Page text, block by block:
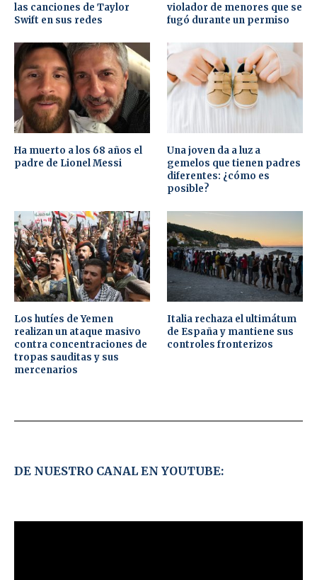
las canciones de Taylor
Swift en sus redes
violador de menores que se
fugó durante un permiso
Ha muerto a los 68 años el
padre de Lionel Messi
Una joven da a luz a
gemelos que tienen padres
diferentes: ¿cómo es
posible?
Los hutíes de Yemen
realizan un ataque masivo
contra concentraciones de
tropas sauditas y sus
mercenarios
Italia rechaza el ultimátum
de España y mantiene sus
controles fronterizos
DE NUESTRO CANAL EN YOUTUBE: